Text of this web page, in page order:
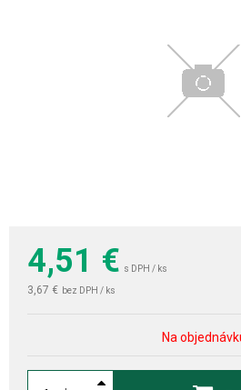
4,51 € s DPH / ks
3,67 € bez DPH / ks
Na